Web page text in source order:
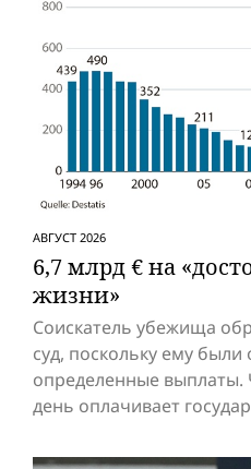
АВГУСТ 2026
6,7 млрд € на
жизни»
Соискатель убежища
суд, поскольку ему
определенные
день оплачивает